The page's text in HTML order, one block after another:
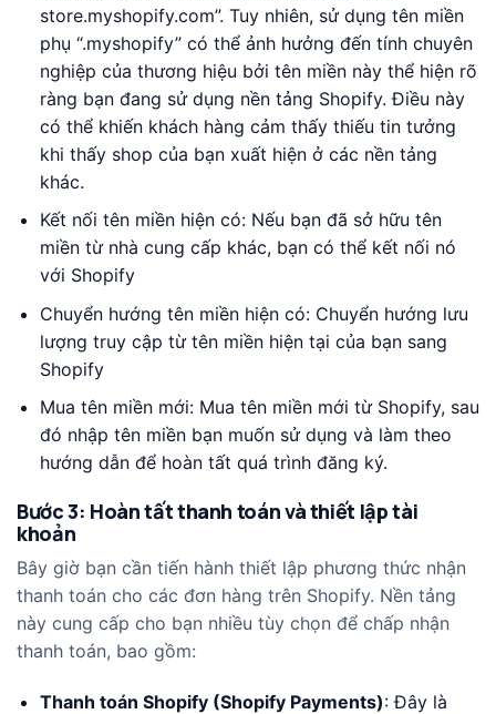
store.myshopify.com”. Tuy nhiên, sử dụng tên miền
phụ “.myshopify” có thể ảnh hưởng đến tính chuyên
nghiệp của thương hiệu bởi tên miền này thể hiện rõ
ràng bạn đang sử dụng nền tảng Shopify. Điều này
có thể khiến khách hàng cảm thấy thiếu tin tưởng
khi thấy shop của bạn xuất hiện ở các nền tảng
khác.
Kết nối tên miền hiện có: Nếu bạn đã sở hữu tên
miền từ nhà cung cấp khác, bạn có thể kết nối nó
với Shopify
Chuyển hướng tên miền hiện có: Chuyển hướng lưu
lượng truy cập từ tên miền hiện tại của bạn sang
Shopify
Mua tên miền mới: Mua tên miền mới từ Shopify, sau
đó nhập tên miền bạn muốn sử dụng và làm theo
hướng dẫn để hoàn tất quá trình đăng ký.
Bước 3: Hoàn tất thanh toán và thiết lập tài
khoản
Bây giờ bạn cần tiến hành thiết lập phương thức nhận
thanh toán cho các đơn hàng trên Shopify. Nền tảng
này cung cấp cho bạn nhiều tùy chọn để chấp nhận
thanh toán, bao gồm:
Thanh toán Shopify (Shopify Payments): Đây là